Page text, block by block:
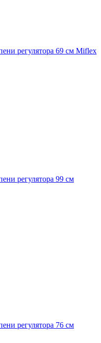
регулятора 69 см Miflex
регулятора 99 см
регулятора 76 см